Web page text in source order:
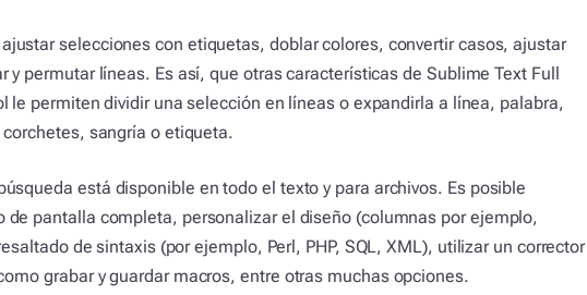
selecciones con etiquetas, doblar colores, convertir casos, ajustar
y permutar líneas. Es así, que otras características de Sublime Text Full
le permiten dividir una selección en líneas o expandirla a línea, palabra,
sangría o etiqueta.
está disponible en todo el texto y para archivos. Es posible
de pantalla completa, personalizar el diseño (columnas por ejemplo,
de sintaxis (por ejemplo, Perl, PHP, SQL, XML), utilizar un corrector
grabar y guardar macros, entre otras muchas opciones.